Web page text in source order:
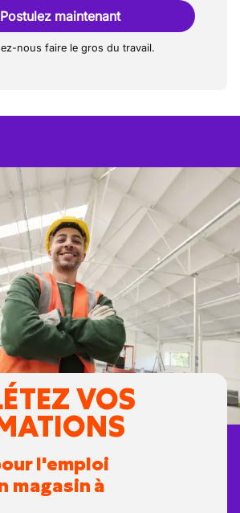
Postulez maintenant
nous faire le gros du travail.
VOS
l'emploi
magasin à